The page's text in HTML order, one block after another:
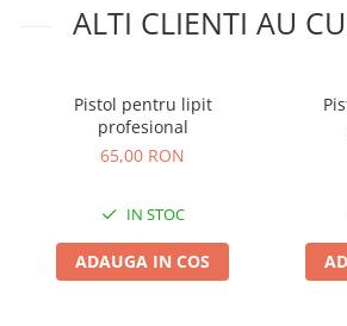
Vinificatie
Lichidare STOC
Acumulatori si Incarcatoare
Baros / Ciocan / Topor
Burghie
ALTI CLIENTI AU
Pistol pentru lipit
profesional
65,00 RON
IN STOC
ADAUGA IN COS